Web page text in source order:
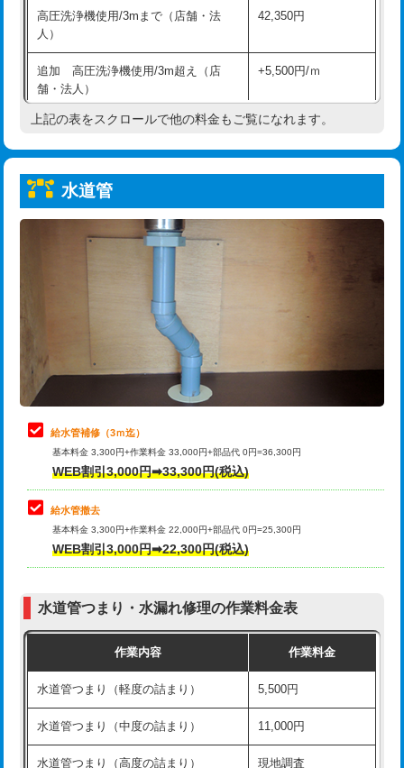
給水管工事※（土の掘削・埋め戻し作
業)
11,000円
給水管工事※（塩ビ管（VP・HI）使
用/3ｍまで)
33,000円
給水管工事※（塩ビ管（VP・HI）使
+8,800円
給水管工事※（ライニング鋼管・銅
管・ポリ管・HT管使用/3ｍまで)
給水管工事※（ライニング鋼管・銅
管・ポリ管・HT管使用/3ｍ超え)
排水管工事（土の掘削・埋め戻し作
11,000円~
排水管工事（排水管工事/3ｍまで） 55,000円
排水管工事（追加 排水管工事/3ｍ超
マス交換（土の掘削・埋め戻し作業）
マス交換（深さ50㎝未満）
マス交換（深さ50㎝以上）
コンクリート斫り（厚さ10㎝まで）
モルタル補修（厚さ10㎝超え） 38,500円
洗面台設置 38,500円
化粧台設置 22,000円
高圧洗浄機使用/3mまで（店舗・法
人）
42,350円
追加 高圧洗浄機使用/3m超え（店
舗・法人）
+5,500円/ｍ
高度高圧洗浄換 現地調査
トーラー機使用/3mまで
追加トーラー機使用/3m超え
33,000円
8,800円
止水・漏水調査・防水処理・清掃・修
理・調整・分解・加工など（軽作業）
11,000円
止水・漏水調査・防水処理・清掃・修
理・調整・分解・加工など（中作業）
止水・漏水調査・防水処理・清掃・修
理・調整・分解・加工など（重作業）
33,000円
その他部品の脱着
交換・取付（タンク）
式）)
式・ワンホール）)
交換・取付(排水栓・排水トラップ
22,000円+材料費
上記の表をスクロールで他の料金もご覧になれます。
水道管
給水管補修（3ｍ迄）
基本料金 3,300円+作業料金 33,000円+部品代 0円=36,300円
WEB割引3,000円➡33,300円(税込)
給水管撤去
基本料金 3,300円+作業料金 22,000円+部品代 0円=25,300円
WEB割引3,000円➡22,300円(税込)
水道管つまり・水漏れ修理の作業料金表
作業内容 作業料金
水道管つまり（軽度の詰まり） 5,500円
水道管つまり（中度の詰まり） 11,000円
水道管つまり（高度の詰まり） 現地調査